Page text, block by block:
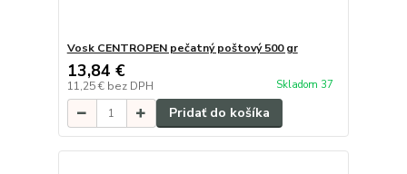
Vosk CENTROPEN pečatný poštový 500 gr
13,84 €
11,25 € bez DPH Skladom 37
Pridať do košíka